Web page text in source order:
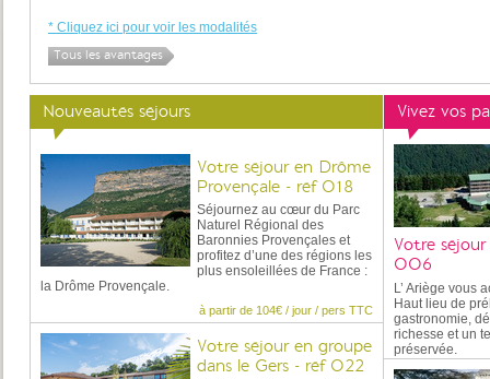
* Cliquez ici pour voir les modalités
Tous les avantages
Nouveautés séjours
Votre séjour en Drôme
Provençale - réf 018
Séjournez au cœur du Parc
Naturel Régional des
Baronnies Provençales et
profitez d’une des régions les
plus ensoleillées de France :
la Drôme Provençale.
à partir de 104€ / jour / pers TTC
Votre séjour en groupe
dans le Gers - réf 022
Vivez vos
Votre
006
L’ Ariège vous
Haut lieu de
gastronomie,
richesse et un
préservée.